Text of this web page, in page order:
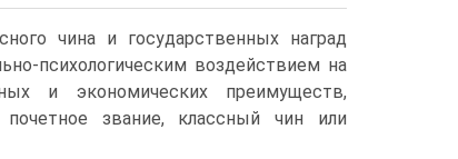
чина и государственных наград
психологическим воздействием на
и экономических преимуществ,
звание, классный чин или